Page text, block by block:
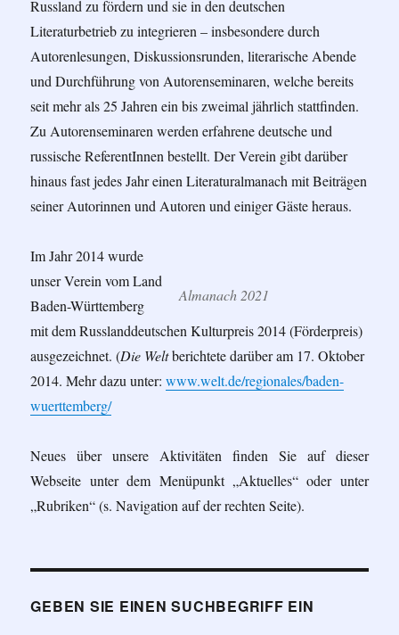
Russland zu fördern und sie in den deutschen
Literaturbetrieb zu integrieren – insbesondere durch
Autorenlesungen, Diskussionsrunden, literarische Abende
und Durchführung von Autorenseminaren, welche bereits
seit mehr als 25 Jahren ein bis zweimal jährlich stattfinden.
Zu Autorenseminaren werden erfahrene deutsche und
russische ReferentInnen bestellt. Der Verein gibt darüber
hinaus fast jedes Jahr einen Literaturalmanach mit Beiträgen
seiner Autorinnen und Autoren und einiger Gäste heraus.
Almanach 2021
Im Jahr 2014 wurde
unser Verein vom Land
Baden-Württemberg
mit dem Russlanddeutschen Kulturpreis 2014 (Förderpreis)
ausgezeichnet. (Die Weltberichtete darüber am 17. Oktober
2014. Mehr dazu unter:www.welt.de/regionales/baden-
wuerttemberg/
Neues über unsere Aktivitäten finden Sie auf dieser
Webseite unter dem Menüpunkt „Aktuelles“ oder unter
„Rubriken“ (s. Navigation auf der rechten Seite).
GEBEN SIE EINEN SUCHBEGRIFF EIN